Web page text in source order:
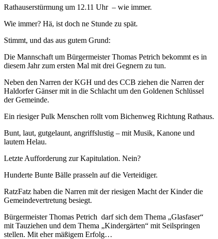
Rathauserstürmung um 12.11 Uhr – wie immer.
Wie immer? Hä, ist doch ne Stunde zu spät.
Stimmt, und das aus gutem Grund:
Die Mannschaft um Bürgermeister Thomas Petrich bekommt es in
diesem Jahr zum ersten Mal mit drei Gegnern zu tun.
Neben den Narren der KGH und des CCB ziehen die Narren der
Haldorfer Gänser mit in die Schlacht um den Goldenen Schlüssel
der Gemeinde.
Ein riesiger Pulk Menschen rollt vom Bichenweg Richtung Rathaus.
Bunt, laut, gutgelaunt, angriffslustig – mit Musik, Kanone und
lautem Helau.
Letzte Aufforderung zur Kapitulation. Nein?
Hunderte Bunte Bälle prasseln auf die Verteidiger.
RatzFatz haben die Narren mit der riesigen Macht der Kinder die
Gemeindevertretung besiegt.
Bürgermeister Thomas Petrich darf sich dem Thema „Glasfaser“
mit Tauziehen und dem Thema „Kindergärten“ mit Seilspringen
stellen. Mit eher mäßigem Erfolg…